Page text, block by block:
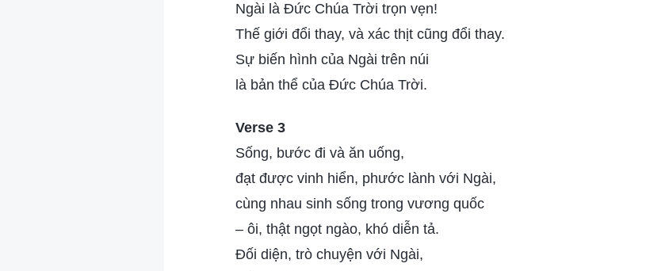
Ngài là Đức Chúa Trời trọn vẹn!
Thế giới đổi thay, và xác thịt cũng đổi thay.
Sự biến hình của Ngài trên núi
là bản thể của Đức Chúa Trời.
Verse 3
Sống, bước đi và ăn uống,
đạt được vinh hiển, phước lành với Ngài,
cùng nhau sinh sống trong vương quốc
– ôi, thật ngọt ngào, khó diễn tả.
Đối diện, trò chuyện với Ngài,